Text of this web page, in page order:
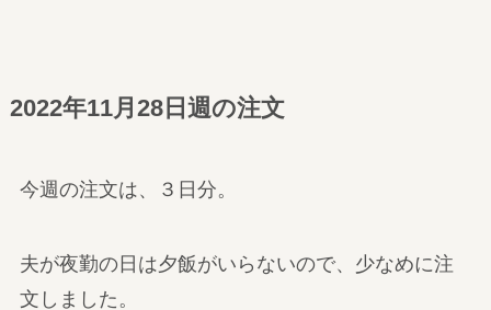
2022年11月28日週の注文
今週の注文は、３日分。
夫が夜勤の日は夕飯がいらないので、少なめに注
文しました。